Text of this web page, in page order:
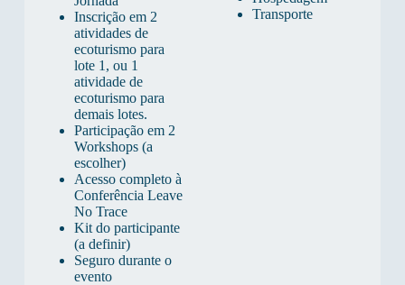
Inscrição em 2
atividades de
ecoturismo para
lote 1, ou 1
atividade de
ecoturismo para
demais lotes.
Participação em 2
Workshops (a
escolher)
Acesso completo à
Conferência Leave
No Trace
Kit do participante
(a definir)
Seguro durante o
evento
Transporte